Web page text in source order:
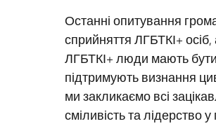
Останні опитування
сприйняття ЛГБТКІ+
ЛГБТКІ+ люди мають бути
підтримують визнання
ми закликаємо всі
сміливість та лідерство